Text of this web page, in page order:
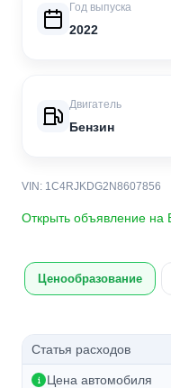
Год выпуска
2022
Двигатель
Бензин
VIN: 1C4RJKDG2N8607856
Открыть объявление на
Ценообразование
Статья расходов
Цена автомобиля